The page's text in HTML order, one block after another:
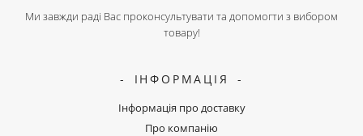
Ми завжди раді Вас проконсультувати та допомогти з вибором
товару!
ІНФОРМАЦІЯ
Інформація про доставку
Про компанію